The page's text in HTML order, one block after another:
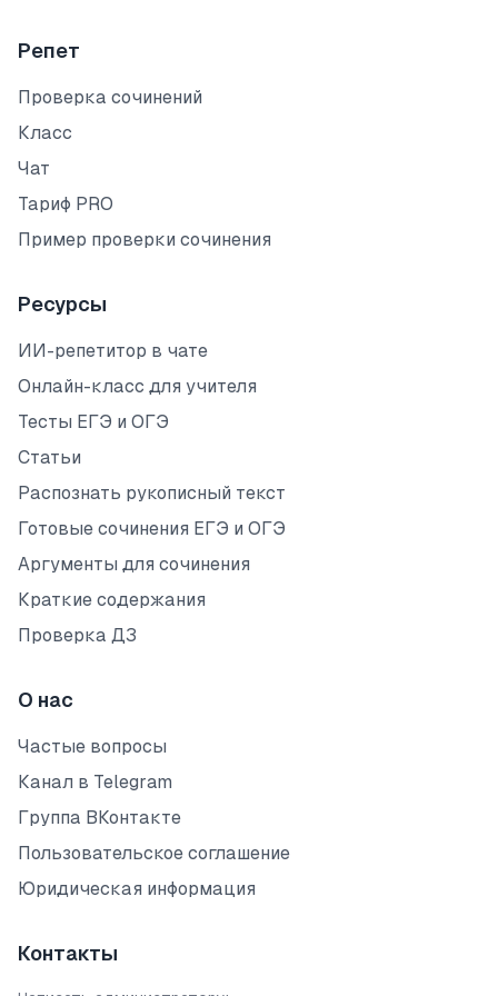
Репет
Проверка сочинений
Класс
Чат
Тариф PRO
Пример проверки сочинения
Ресурсы
ИИ-репетитор в чате
Онлайн-класс для учителя
Тесты ЕГЭ и ОГЭ
Статьи
Распознать рукописный текст
Готовые сочинения ЕГЭ и ОГЭ
Аргументы для сочинения
Краткие содержания
Проверка ДЗ
О нас
Частые вопросы
Канал в Telegram
Группа ВКонтакте
Пользовательское соглашение
Юридическая информация
Контакты